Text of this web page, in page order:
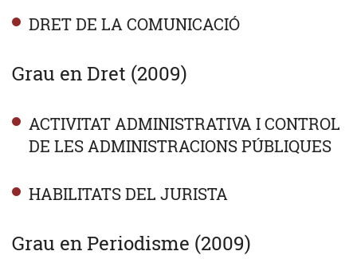
DRET DE LA COMUNICACIÓ
Grau en Dret (2009)
ACTIVITAT ADMINISTRATIVA I CONTROL
DE LES ADMINISTRACIONS PÚBLIQUES
HABILITATS DEL JURISTA
Grau en Periodisme (2009)